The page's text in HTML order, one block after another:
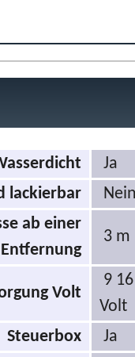
Ja
lackierbar
ab einer
Entfernung
3 m
Volt
9 16
Volt
Steuerbox
Ja